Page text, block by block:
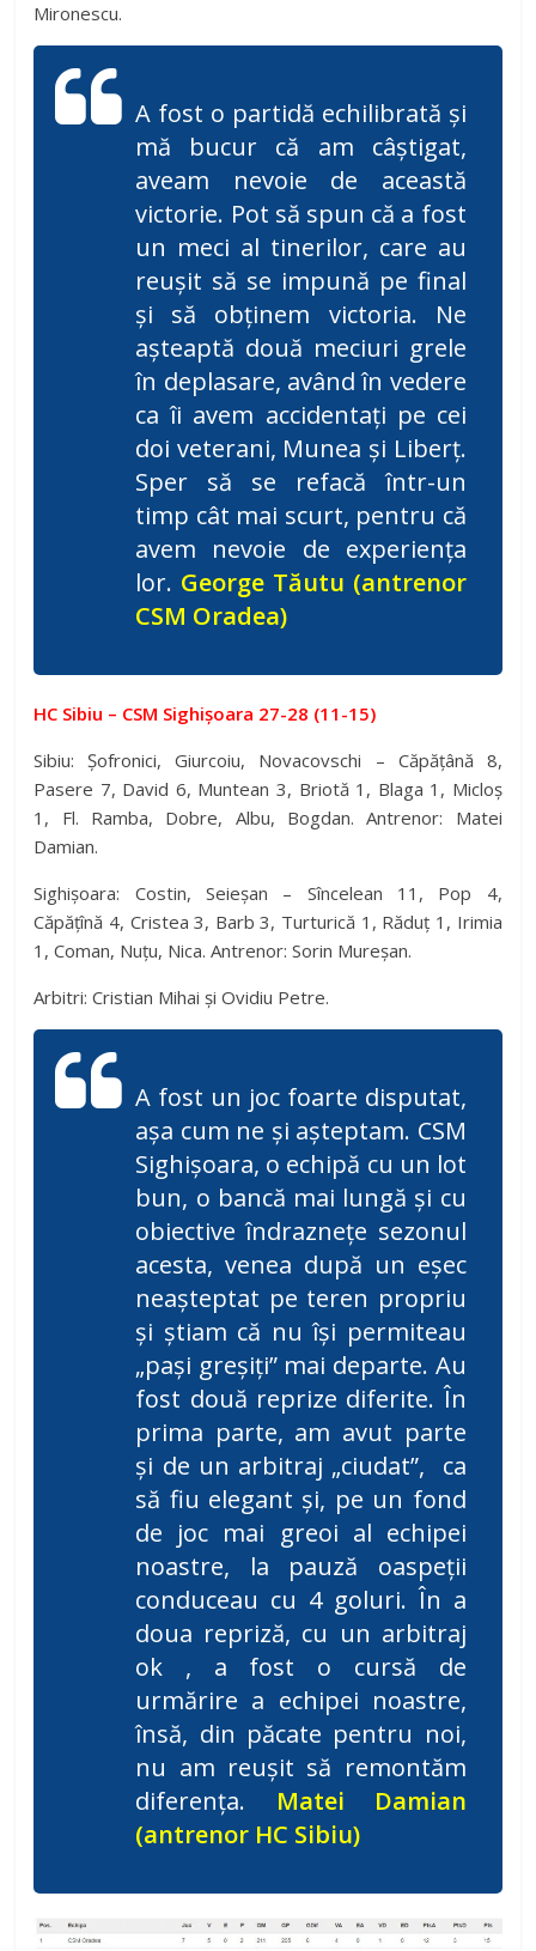
Mironescu.
A fost o partidă echilibrată și
mă bucur că am câștigat,
aveam nevoie de această
victorie. Pot să spun că a fost
un meci al tinerilor, care au
reușit să se impună pe final
și să obținem victoria. Ne
așteaptă două meciuri grele
în deplasare, având în vedere
ca îi avem accidentați pe cei
doi veterani, Munea și Liberț.
Sper să se refacă într-un
timp cât mai scurt, pentru că
avem nevoie de experiența
lor. George Tăutu (antrenor
CSM Oradea)
HC Sibiu – CSM Sighișoara 27-28 (11-15)
Sibiu: Șofronici, Giurcoiu, Novacovschi – Căpățână 8,
Pasere 7, David 6, Muntean 3, Briotă 1, Blaga 1, Micloș
1, Fl. Ramba, Dobre, Albu, Bogdan. Antrenor: Matei
Damian.
Sighișoara: Costin, Seieșan – Sîncelean 11, Pop 4,
Căpățînă 4, Cristea 3, Barb 3, Turturică 1, Răduț 1, Irimia
1, Coman, Nuțu, Nica. Antrenor: Sorin Mureșan.
Arbitri: Cristian Mihai și Ovidiu Petre.
A fost un joc foarte disputat,
așa cum ne și așteptam. CSM
Sighișoara, o echipă cu un lot
bun, o bancă mai lungă și cu
obiective îndraznețe sezonul
acesta, venea după un eșec
neașteptat pe teren propriu
și știam că nu își permiteau
„pași greșiți” mai departe. Au
fost două reprize diferite. În
prima parte, am avut parte
și de un arbitraj „ciudat”, ca
să fiu elegant și, pe un fond
de joc mai greoi al echipei
noastre, la pauză oaspeții
conduceau cu 4 goluri. În a
doua repriză, cu un arbitraj
ok , a fost o cursă de
urmărire a echipei noastre,
însă, din păcate pentru noi,
nu am reușit să remontăm
diferența. Matei Damian
(antrenor HC Sibiu)